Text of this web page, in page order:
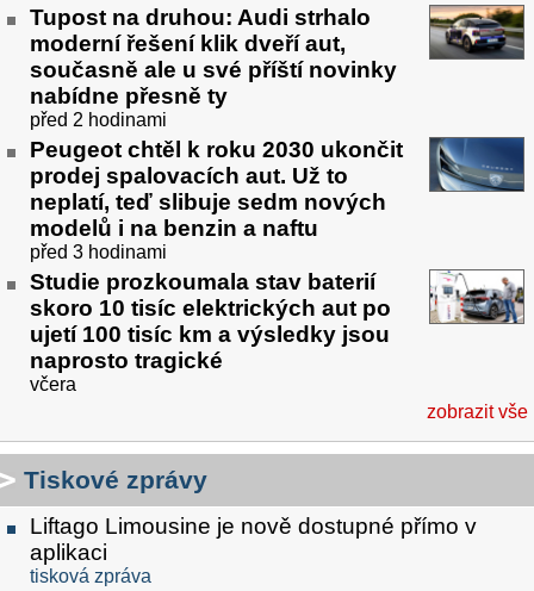
Tupost na druhou: Audi strhalo
moderní řešení klik dveří aut,
současně ale u své příští novinky
nabídne přesně ty
před 2 hodinami
Peugeot chtěl k roku 2030 ukončit
prodej spalovacích aut. Už to
neplatí, teď slibuje sedm nových
modelů i na benzin a naftu
před 3 hodinami
Studie prozkoumala stav baterií
skoro 10 tisíc elektrických aut po
ujetí 100 tisíc km a výsledky jsou
naprosto tragické
včera
zobrazit vše
Tiskové zprávy
Liftago Limousine je nově dostupné přímo v
aplikaci
tisková zpráva